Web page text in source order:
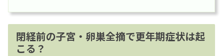
閉経前の子宮・卵巣全摘で更年期症状は起
こる？